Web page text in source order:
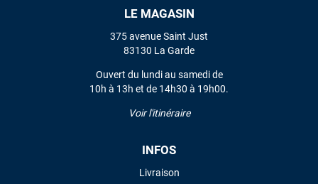
LE MAGASIN
375 avenue Saint Just
83130 La Garde
Ouvert du lundi au samedi de
10h à 13h et de 14h30 à 19h00.
Voir l'itinéraire
INFOS
Livraison
VOIR TOUS LES AVIS